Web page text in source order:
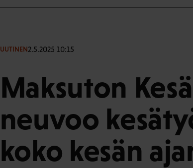
UUTINEN2.5.2025 10:15
Maksuton
neuvoo
koko kesän